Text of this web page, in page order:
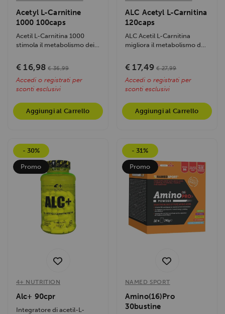
Acetyl L-Carnitine
1000 100caps
Acetil L-Carnitina 1000
stimola il metabolismo dei
e...
€ 16,98 € 36,99
Accedi o registrati per
sconti esclusivi
Aggiungi al Carrello
ALC Acetyl L-Carnitina
120caps
ALC Acetil L-Carnitina
migliora il metabolismo dei
e...
€ 17,49 € 27,99
Accedi o registrati per
sconti esclusivi
Aggiungi al Carrello
- 30%
Promo
4+ NUTRITION
Alc+ 90cpr
Integratore di acetil-L-
- 31%
Promo
NAMED SPORT
Amino(16)Pro
30bustine